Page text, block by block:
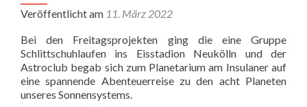
Veröffentlicht am 11. März 2022
Bei den Freitagsprojekten ging die eine Gruppe
Schlittschuhlaufen ins Eisstadion Neukölln und der
Astroclub begab sich zum Planetarium am Insulaner auf
eine spannende Abenteuerreise zu den acht Planeten
unseres Sonnensystems.